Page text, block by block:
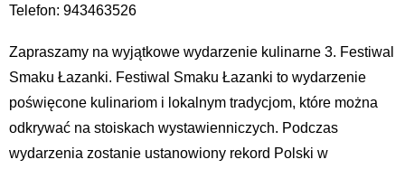
Telefon: 943463526
Zapraszamy na wyjątkowe wydarzenie kulinarne 3. Festiwal
Smaku Łazanki. Festiwal Smaku Łazanki to wydarzenie
poświęcone kulinariom i lokalnym tradycjom, które można
odkrywać na stoiskach wystawienniczych. Podczas
wydarzenia zostanie ustanowiony rekord Polski w